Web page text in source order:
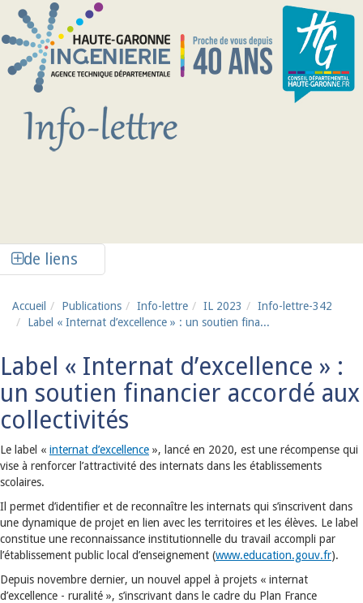
Aller au contenu principal
de liens
Accueil Publications Info-lettre IL 2023
Info-lettre-342
Label « Internat d’excellence » : un soutien fina...
Label « Internat d’excellence » :
un soutien financier accordé aux
collectivités
Le label « internat d’excellence », lancé en 2020, est une récompense qui
vise à renforcer l’attractivité des internats dans les établissements
scolaires.
Il permet d’identifier et de reconnaître les internats qui s’inscrivent dans
une dynamique de projet en lien avec les territoires et les élèves. Le label
constitue une reconnaissance institutionnelle du travail accompli par
l’établissement public local d’enseignement (www.education.gouv.fr).
Depuis novembre dernier, un nouvel appel à projets « internat
d’excellence - ruralité », s’inscrivant dans le cadre du Plan France